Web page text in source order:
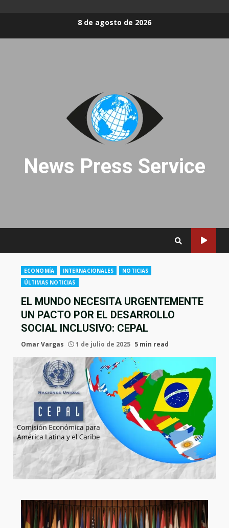
8 de agosto de 2026
News Press Service
ECONOMÍA INTERNACIONALES
NOTICIAS
ÚLTIMAS NOTICIAS
EL MUNDO NECESITA URGENTEMENTE
UN PACTO POR EL DESARROLLO
SOCIAL INCLUSIVO: CEPAL
Omar Vargas 1 de julio de 2025 5 min read